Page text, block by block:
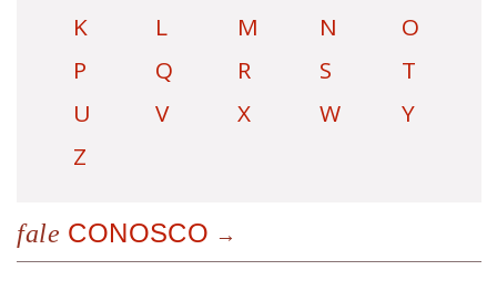
K
L M N
O
P
Q R S
T
U
V X W
Y
Z
fale CONOSCO